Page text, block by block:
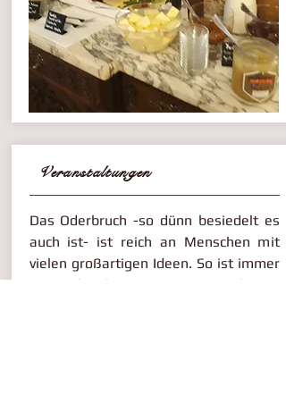
Veranstaltungen
Das Oderbruch -so dünn besiedelt es
auch ist- ist reich an Menschen mit
vielen großartigen Ideen. So ist immer
etwas los hier in unserem schönen